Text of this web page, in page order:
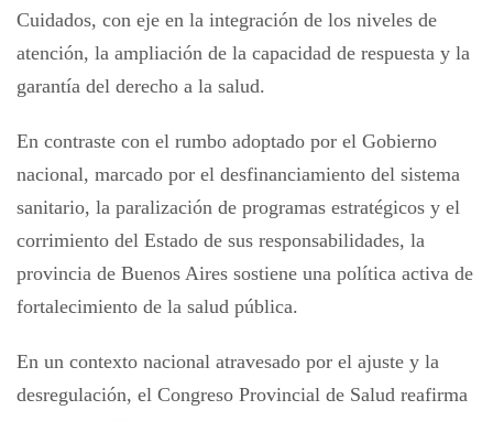
Cuidados, con eje en la integración de los niveles de
atención, la ampliación de la capacidad de respuesta y la
garantía del derecho a la salud.
En contraste con el rumbo adoptado por el Gobierno
nacional, marcado por el desfinanciamiento del sistema
sanitario, la paralización de programas estratégicos y el
corrimiento del Estado de sus responsabilidades, la
provincia de Buenos Aires sostiene una política activa de
fortalecimiento de la salud pública.
En un contexto nacional atravesado por el ajuste y la
desregulación, el Congreso Provincial de Salud reafirma